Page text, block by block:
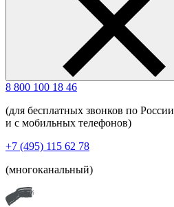
8 800 100 18 46
(для бесплатных звонков по России
и с мобильных телефонов)
+7 (495) 115 62 78
(многоканальный)